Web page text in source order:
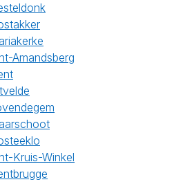
Amandsberg
Kruis-Winkel